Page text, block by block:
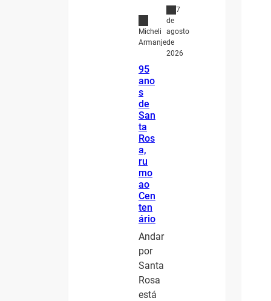
Micheli
Armanje
7
de
agosto
de
2026
95
ano
s
de
San
ta
Ros
a,
ru
mo
ao
Cen
ten
ário
Andar
por
Santa
Rosa
está